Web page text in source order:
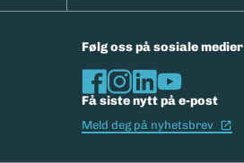
Følg oss på sosiale medier
Få siste nytt på e-post
Meld deg på nyhetsbrev